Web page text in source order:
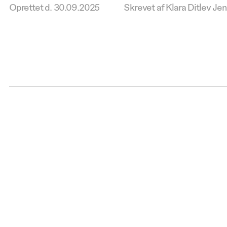
Oprettet d. 30.09.2025 Skrevet af Klara Ditlev